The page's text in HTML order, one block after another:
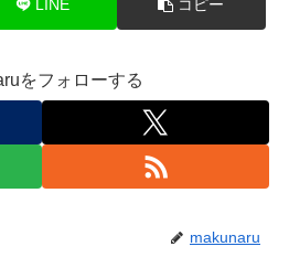
LINE コピー
をフォローする
makunaru